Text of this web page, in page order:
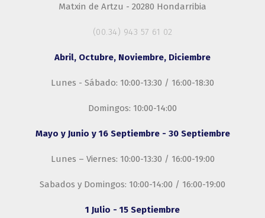
Matxin de Artzu - 20280 Hondarribia
(00.34) 943 57 61 02
Abril, Octubre, Noviembre, Diciembre
Lunes - Sábado: 10:00-13:30 / 16:00-18:30
Domingos: 10:00-14:00
Mayo y Junio y 16 Septiembre - 30 Septiembre
Lunes – Viernes: 10:00-13:30 / 16:00-19:00
Sabados y Domingos: 10:00-14:00 / 16:00-19:00
1 Julio - 15 Septiembre